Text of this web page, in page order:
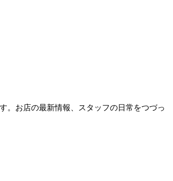
。お店の最新情報、スタッフの日常をつづっ